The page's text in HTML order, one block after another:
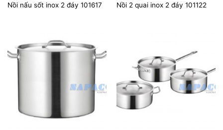
Nồi nấu sốt inox 2 đáy 101617 Nồi 2 quai inox 2 đáy 101122